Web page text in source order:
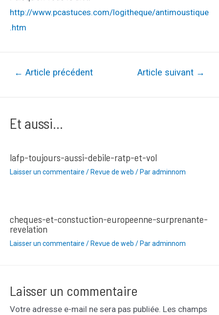
http://www.pcastuces.com/logitheque/antimoustique
.htm
Navigation
← Article précédent Article suivant →
Et aussi...
lafp-toujours-aussi-debile-ratp-et-vol
Laisser un commentaire / Revue de web / Paradminnom
cheques-et-constuction-europeenne-surprenante-
revelation
Laisser un commentaire / Revue de web / Paradminnom
Laisser un commentaire
Votre adresse e-mail ne sera pas publiée. Les champs